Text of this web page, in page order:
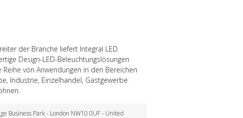
der Branche liefert Integral LED
Design-LED-Beleuchtungslösungen
Reihe von Anwendungen in den Bereichen
Industrie, Einzelhandel, Gastgewerbe
Business Park - London NW10 0UF - United